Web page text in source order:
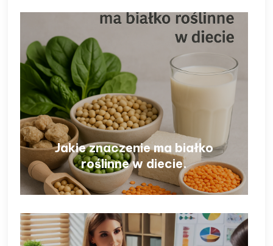
Jakie znaczenie ma białko
roślinne w diecie.